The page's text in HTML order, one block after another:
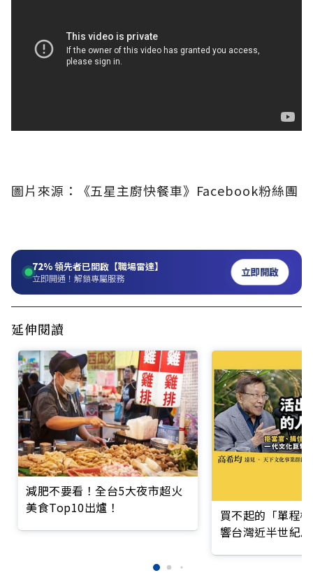
圖片來源：《五星主廚快餐車》Facebook粉絲團
72%領先者已開啟【職場雷達】
立即開通！解鎖專屬服務 立即開啟
延伸閱讀
減肥不要看！全台5大夜市超火
美食Top10出爐！
買不起的「單程
響台灣近半世紀